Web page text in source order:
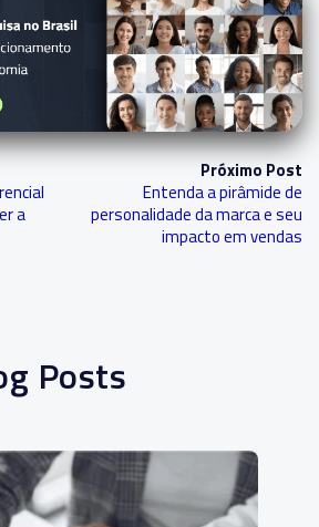
a
Próximo Post
Entenda a pirâmide de
personalidade da marca e seu
impacto em vendas
Posts